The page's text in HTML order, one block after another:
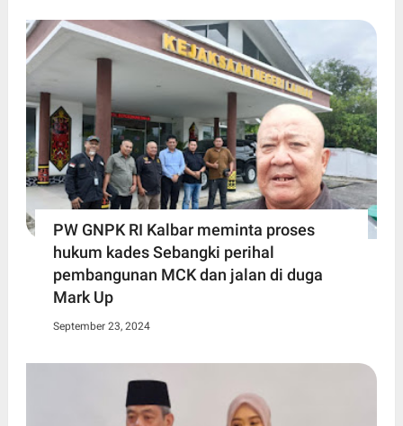
PW GNPK RI Kalbar meminta proses
hukum kades Sebangki perihal
pembangunan MCK dan jalan di duga
Mark Up
September 23, 2024